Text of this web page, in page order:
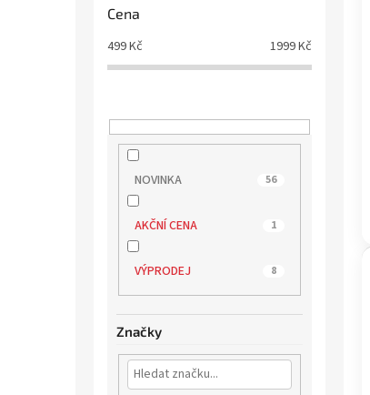
Cena
499Kč 1999Kč
NOVINKA 56
AKČNÍ CENA 1
VÝPRODEJ 8
Značky